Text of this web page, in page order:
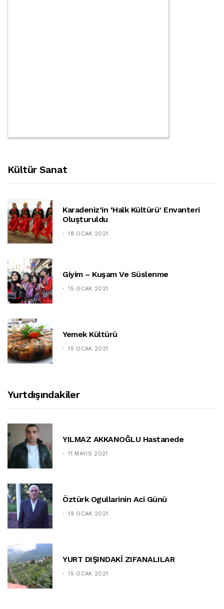
Kültür Sanat
Karadeniz’in ‘halk Kültürü’ Envanteri
Oluşturuldu
18 OCAK 2021
Giyim – Kuşam Ve Süslenme
15 OCAK 2021
Yemek Kültürü
15 OCAK 2021
Yurtdışındakiler
YILMAZ AKKANOĞLU Hastanede
11 MAYIS 2021
Öztürk Ogullarinin Aci Günü
19 OCAK 2021
YURT DIŞINDAKİ ZIFANALILAR
15 OCAK 2021